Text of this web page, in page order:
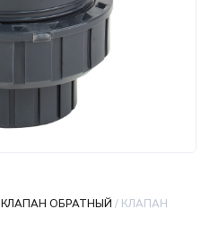
КЛАПАН ОБРАТНЫЙ / КЛАПАН